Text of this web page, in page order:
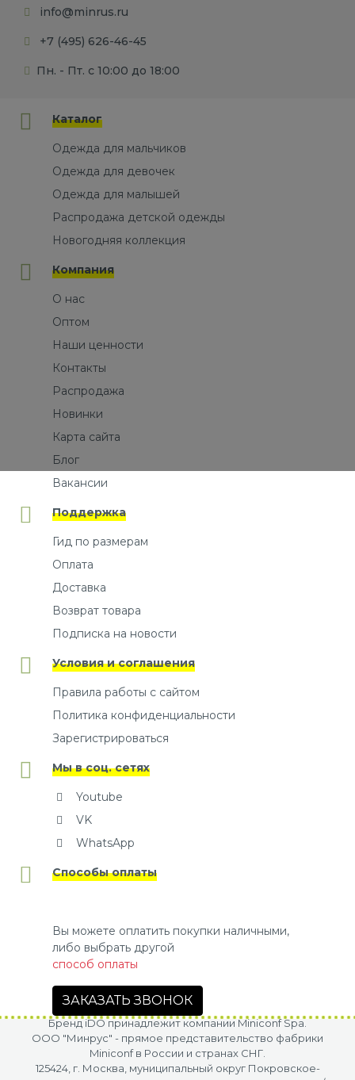
info@minrus.ru
+7 (495) 626-46-45
Пн. - Пт. с 10:00 до 18:00
Каталог
Одежда для мальчиков
Одежда для девочек
Одежда для малышей
Распродажа детской одежды
Новогодняя коллекция
Компания
О нас
Оптом
Наши ценности
Контакты
Распродажа
Новинки
Карта сайта
Блог
Вакансии
Поддержка
Гид по размерам
Оплата
Доставка
Возврат товара
Подписка на новости
Условия и соглашения
Правила работы с сайтом
Политика конфиденциальности
Зарегистрироваться
Мы в соц. сетях
Youtube
VK
WhatsApp
Способы оплаты
Вы можете оплатить покупки наличными,
либо выбрать другой
способ оплаты
ЗАКАЗАТЬ ЗВОНОК
Бренд iDO принадлежит компании Miniconf Spa.
OOO "Минрус" - прямое представительство фабрики
Miniconf в России и странах СНГ.
125424, г. Москва, муниципальный округ Покровское-